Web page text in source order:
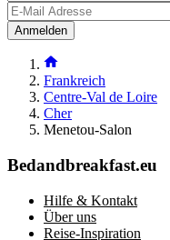
Anmelden
Frankreich
Centre-Val de Loire
Cher
Menetou-Salon
Bedandbreakfast.eu
Hilfe & Kontakt
Über uns
Reise-Inspiration